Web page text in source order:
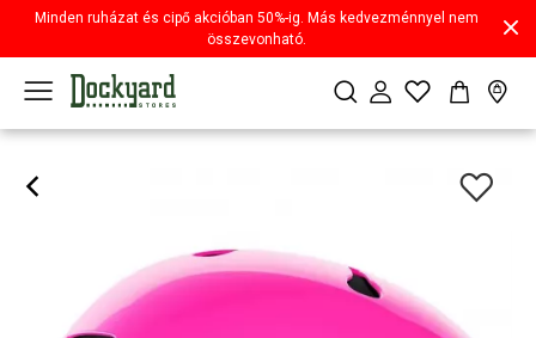
Minden ruházat és cipő akcióban 50%-ig. Más kedvezménnyel nem
összevonható.